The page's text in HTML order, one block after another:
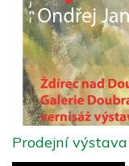
Prodejní